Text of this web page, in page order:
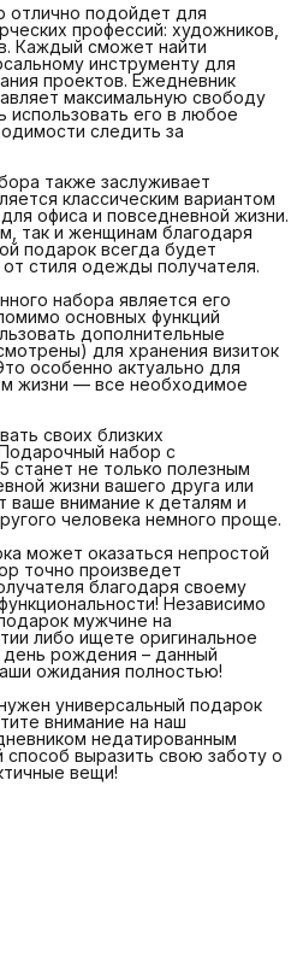
отлично подойдет для
профессий: художников,
Каждый сможет найти
инструменту для
проектов. Ежедневник
максимальную свободу
его в любое
следить за
также заслуживает
классическим вариантом
офиса и повседневной жизни.
так и женщинам благодаря
подарок всегда будет
стиля одежды получателя.
набора является его
основных функций
дополнительные
для хранения визиток
особенно актуально для
жизни — все необходимое
своих близких
набор с
станет не только полезным
жизни вашего друга или
ваше внимание к деталям и
человека немного проще.
может оказаться непростой
точно произведет
благодаря своему
Независимо
мужчине на
либо ищете оригинальное
рождения – данный
ожидания полностью!
универсальный подарок
внимание на наш
недатированным
выразить свою заботу о
вещи!